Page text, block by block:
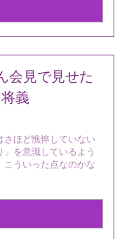
会見で見せた
義
さほど憔悴していない
を意識しているよう
こういった点なのかな